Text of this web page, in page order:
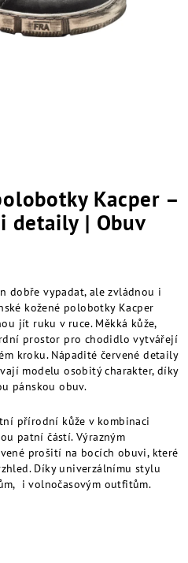
Kacper –
detaily | Obuv
dobře vypadat, ale zvládnou i
kožené polobotky Kacper
jít ruku v ruce. Měkká kůže,
prostor pro chodidlo vytvářejí
kroku. Nápadité červené detaily
modelu osobitý charakter, díky
pánskou obuv.
přírodní kůže v kombinaci
patní částí. Výrazným
prošití na bocích obuvi, které
Díky univerzálnímu stylu
i volnočasovým outfitům.